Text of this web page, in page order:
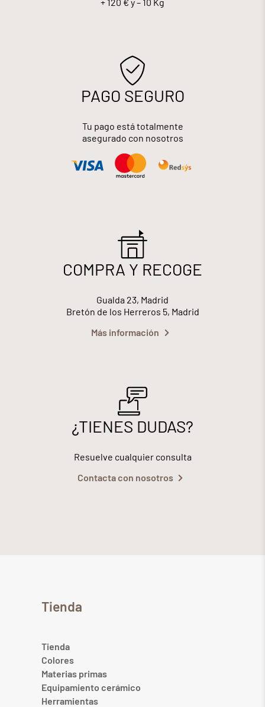
PAGO SEGURO
Tu pago está totalmente
asegurado con nosotros
COMPRA Y RECOGE
Gualda 23, Madrid
Bretón de los Herreros 5, Madrid
Más información
¿TIENES DUDAS?
Resuelve cualquier consulta
Contacta con nosotros
Tienda
Tienda
Colores
Materias primas
Equipamiento cerámico
Herramientas